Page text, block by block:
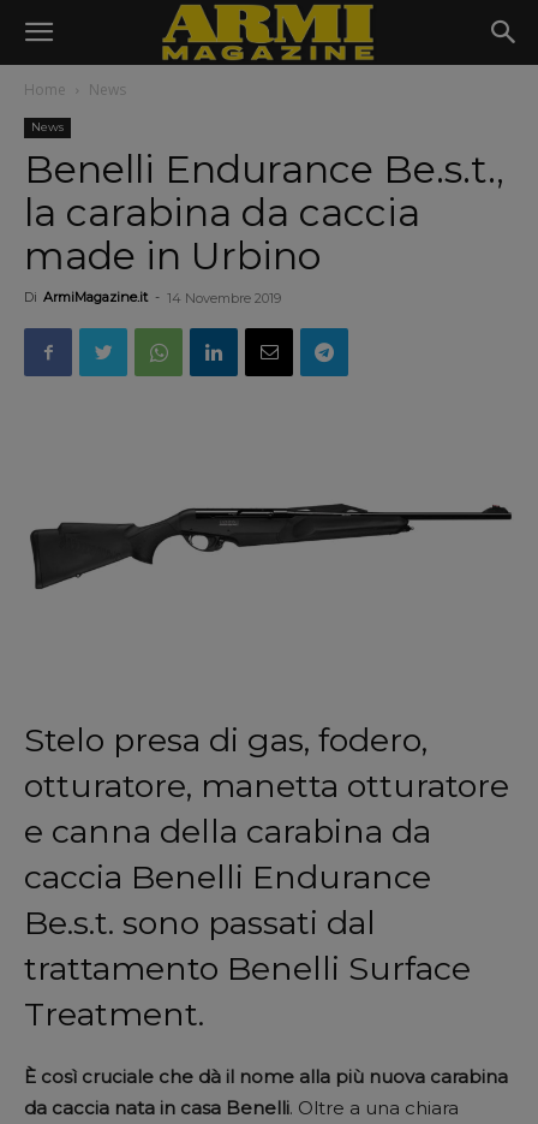
Home News
News
Benelli Endurance Be.s.t.,
la carabina da caccia
made in Urbino
Di ArmiMagazine.it - 14 Novembre 2019
Stelo presa di gas, fodero,
otturatore, manetta otturatore
e canna della carabina da
caccia Benelli Endurance
Be.s.t. sono passati dal
trattamento Benelli Surface
Treatment.
È così cruciale che dà il nome alla più nuova carabina
da caccia nata in casa Benelli. Oltre a una chiara